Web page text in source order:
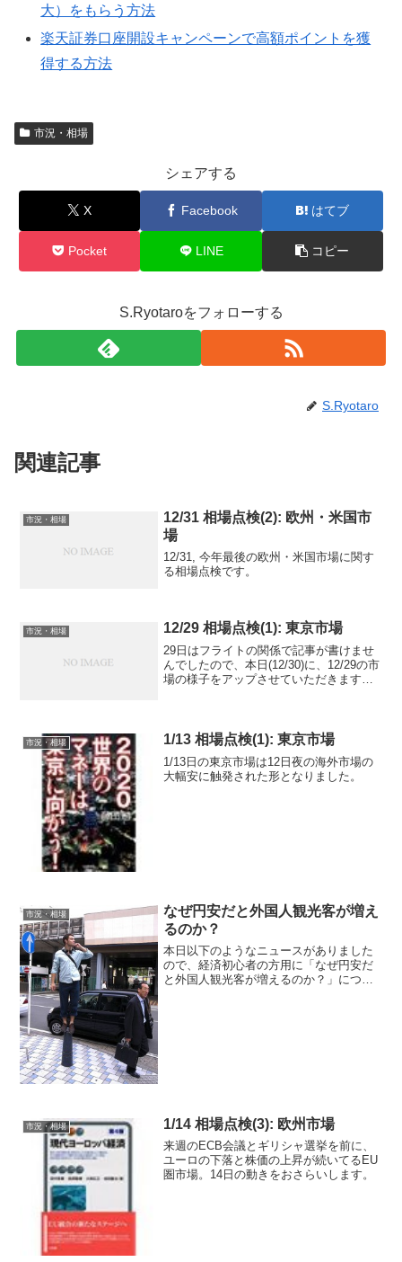
大）をもらう方法
楽天証券口座開設キャンペーンで高額ポイントを獲
得する方法
市況・相場
シェアする
X Facebook はてブ
Pocket LINE コピー
S.Ryotaroをフォローする
S.Ryotaro
関連記事
市況・相場
12/31 相場点検(2): 欧州・米国市
場
12/31, 今年最後の欧州・米国市場に関す
る相場点検です。
市況・相場 12/29 相場点検(1): 東京市場
29日はフライトの関係で記事が書けませ
んでしたので、本日(12/30)に、12/29の市
場の様子をアップさせていただきます。
価・T...
市況・相場 1/13 相場点検(1): 東京市場
1/13日の東京市場は12日夜の海外市場の
大幅安に触発された形となりました。
市況・相場
なぜ円安だと外国人観光客が増え
るのか？
本日以下のようなニュースがありました
ので、経済初心者の方用に「なぜ円安だ
と外国人観光客が増えるのか？」につい
市況・相場 1/14 相場点検(3): 欧州市場
来週のECB会議とギリシャ選挙を前に、
ユーロの下落と株価の上昇が続いてるEU
圏市場。14日の動きをおさらいします。